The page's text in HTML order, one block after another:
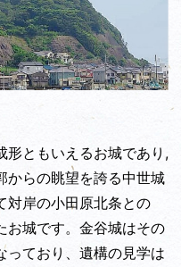
形ともいえるお城であり,
からの眺望を誇る中世城
対岸の小田原北条との
お城です。金谷城はその
っており、遺構の見学は